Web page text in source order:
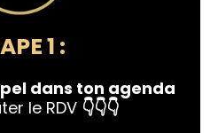
1 :
dans ton agenda
le RDV 👇👇👇